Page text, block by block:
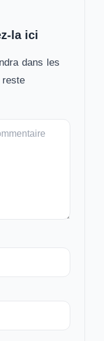
la ici
dans les
reste